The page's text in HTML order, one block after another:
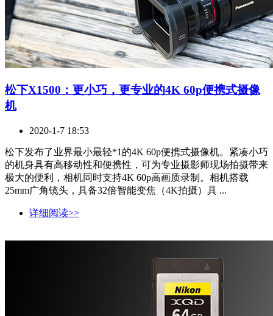
松下X1500：更小巧，更专业的4K 60p便携式摄像
机
2020-1-7 18:53
松下发布了业界最小最轻*1的4K 60p便携式摄像机。紧凑小巧
的机身具有高移动性和便携性，可为专业摄影师现场拍摄带来
极大的便利，相机同时支持4K 60p高画质录制。相机搭载
25mm广角镜头，具备32倍智能变焦（4K拍摄）具 ...
详细阅读>>